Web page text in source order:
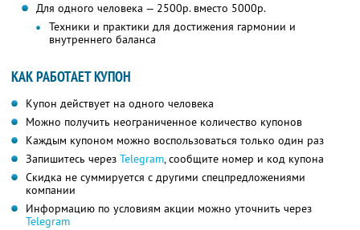
Для одного человека — 2500р. вместо 5000р.
Техники и практики для достижения гармонии и
внутреннего баланса
КАК РАБОТАЕТ КУПОН
Купон действует на одного человека
Можно получить неограниченное количество купонов
Каждым купоном можно воспользоваться только один раз
Запишитесь через Telegram, сообщите номер и код купона
Скидка не суммируется с другими спецпредложениями
компании
Информацию по условиям акции можно уточнить через
Telegram